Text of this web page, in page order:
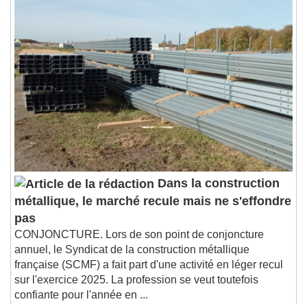
Dans la construction
métallique, le marché recule mais ne s'effondre
pas
CONJONCTURE. Lors de son point de conjoncture
annuel, le Syndicat de la construction métallique
française (SCMF) a fait part d'une activité en léger recul
sur l'exercice 2025. La profession se veut toutefois